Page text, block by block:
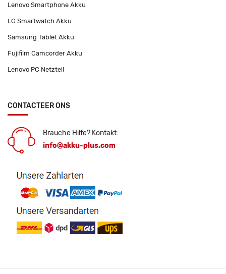
Lenovo Smartphone Akku
LG Smartwatch Akku
Samsung Tablet Akku
Fujifilm Camcorder Akku
Lenovo PC Netzteil
CONTACTEER ONS
Brauche Hilfe? Kontakt:
info@akku-plus.com